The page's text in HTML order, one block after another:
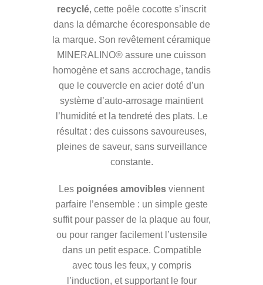
recyclé, cette poêle cocotte s’inscrit
dans la démarche écoresponsable de
la marque. Son revêtement céramique
MINERALINO® assure une cuisson
homogène et sans accrochage, tandis
que le couvercle en acier doté d’un
système d’auto-arrosage maintient
l’humidité et la tendreté des plats. Le
résultat : des cuissons savoureuses,
pleines de saveur, sans surveillance
constante.
Les poignées amovibles viennent
parfaire l’ensemble : un simple geste
suffit pour passer de la plaque au four,
ou pour ranger facilement l’ustensile
dans un petit espace. Compatible
avec tous les feux, y compris
l’induction, et supportant le four